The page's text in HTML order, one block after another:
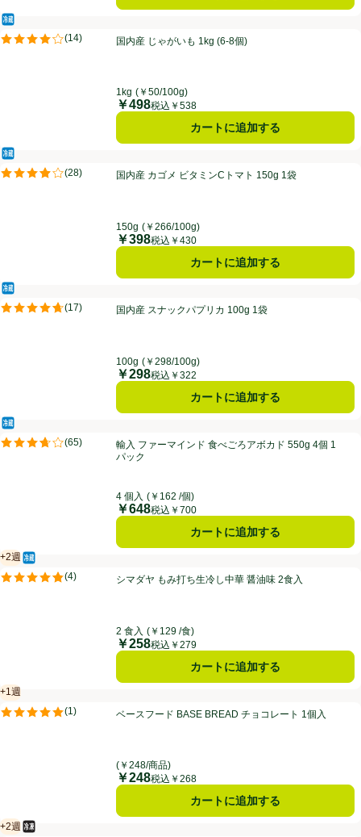
国内産 じゃがいも 1kg (6-8個)
冷蔵食品
(14)
評価は14件のレビューで5点中4.1点。
国内産 じゃがいも 1kg (6-8個)
1kg (￥50/100g)
価格
￥498税込￥538
カートに追加する
国内産 カゴメ ビタミンCトマト 150g 1袋
冷蔵食品
(28)
評価は28件のレビューで5点中3.9点。国内産 カゴメ ビタミンCトマト 150g 1袋
150g (￥266/100g)
価格
￥398税込￥430
カートに追加する
国内産 スナックパプリカ 100g 1袋
冷蔵食品
(17)
評価は17件のレビューで5点中4.7点。国内産 スナックパプリカ 100g 1袋
100g (￥298/100g)
価格
￥298税込￥322
カートに追加する
輸入 ファーマインド 食べごろアボカド 550g 4個 1パック
冷蔵食品
(65)
評価は65件のレビューで5点中3.7点。輸入 ファーマインド 食べごろアボカド 550g 4個 1
パック
4 個入 (￥162 /個)
価格
￥648税込￥700
カートに追加する
シマダヤ もみ打ち生冷し中華 醤油味 2食入
+2週
賞味・消費期限保証：2週間
冷蔵食品
(4)
評価は4件のレビューで5点中4.8点。シマダヤ もみ打ち生冷し中華 醤油味 2食入
2 食入 (￥129 /食)
価格
￥258税込￥279
カートに追加する
ベースフード BASE BREAD チョコレート 1個入
+1週
賞味・消費期限保証：１週間
(1)
評価は1件のレビューで5点中5.0点。ベースフード BASE BREAD チョコレート 1個入
(￥248/商品)
価格
￥248税込￥268
カートに追加する
+2週
賞味・消費期限保証：2週間
冷凍食品